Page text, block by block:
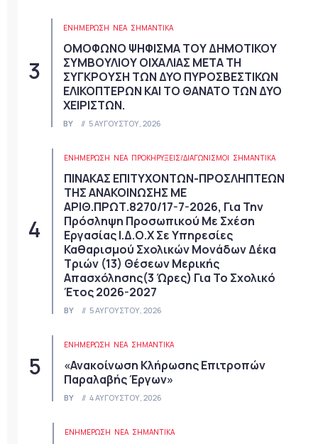
ΕΝΗΜΕΡΩΣΗ ΝΈΑ ΣΗΜΑΝΤΙΚΆ
ΟΜΟΦΩΝΟ ΨΗΦΙΣΜΑ ΤΟΥ ΔΗΜΟΤΙΚΟΥ
ΣΥΜΒΟΥΛΙΟΥ ΟΙΧΑΛΙΑΣ ΜΕΤΑ ΤΗ
ΣΥΓΚΡΟΥΣΗ ΤΩΝ ΔΥΟ ΠΥΡΟΣΒΕΣΤΙΚΩΝ
ΕΛΙΚΟΠΤΕΡΩΝ ΚΑΙ ΤΟ ΘΑΝΑΤΟ ΤΩΝ ΔΥΟ
ΧΕΙΡΙΣΤΩΝ.
BY 5 ΑΥΓΟΎΣΤΟΥ, 2026
ΕΝΗΜΕΡΩΣΗ ΝΈΑ ΠΡΟΚΗΡΎΞΕΙΣ/ΔΙΑΓΩΝΙΣΜΟΊ ΣΗΜΑΝΤΙΚΆ
ΠΙΝΑΚΑΣ ΕΠΙΤΥΧΟΝΤΩΝ-ΠΡΟΣΛΗΠΤΕΩΝ
ΤΗΣ ΑΝΑΚΟΙΝΩΣΗΣ ΜΕ
ΑΡΙΘ.ΠΡΩΤ.8270/17-7-2026, Για Την
Πρόσληψη Προσωπικού Με Σχέση
Εργασίας Ι.Δ.Ο.Χ Σε Υπηρεσίες
Καθαρισμού Σχολικών Μονάδων Δέκα
Τριών (13) Θέσεων Μερικής
Απασχόλησης(3 Ώρες) Για Το Σχολικό
Έτος 2026-2027
BY 5 ΑΥΓΟΎΣΤΟΥ, 2026
ΕΝΗΜΕΡΩΣΗ ΝΈΑ ΣΗΜΑΝΤΙΚΆ
«Ανακοίνωση Κλήρωσης Επιτροπών
Παραλαβής Έργων»
BY 4 ΑΥΓΟΎΣΤΟΥ, 2026
ΕΝΗΜΕΡΩΣΗ ΝΈΑ ΣΗΜΑΝΤΙΚΆ